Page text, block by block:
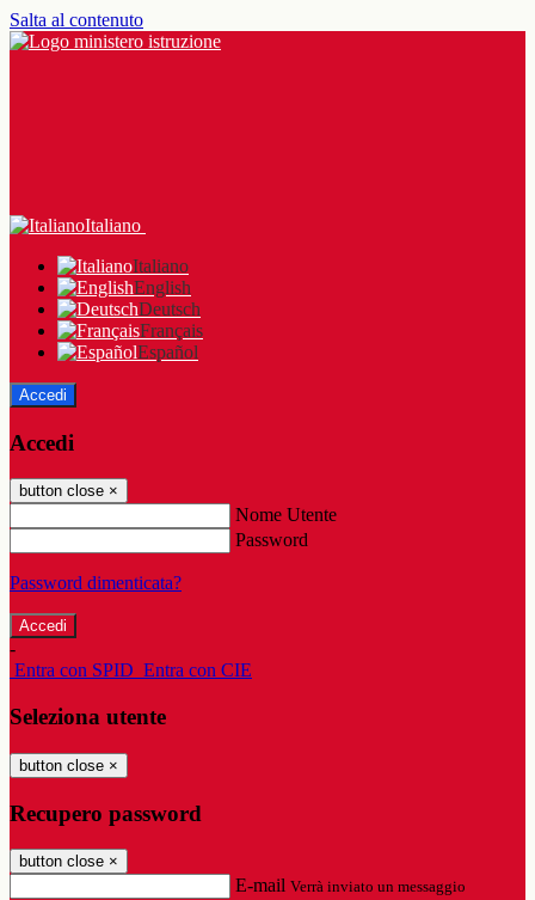
Salta al contenuto
Italiano
Italiano
English
Deutsch
Français
Español
Accedi
Accedi
button close ×
Nome Utente
Password
Password dimenticata?
-
Entra con SPID Entra con CIE
Seleziona utente
button close ×
Recupero password
button close ×
E-mail Verrà inviato un messaggio